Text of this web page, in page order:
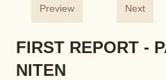
Preview Next
FIRST REPORT -
NITEN